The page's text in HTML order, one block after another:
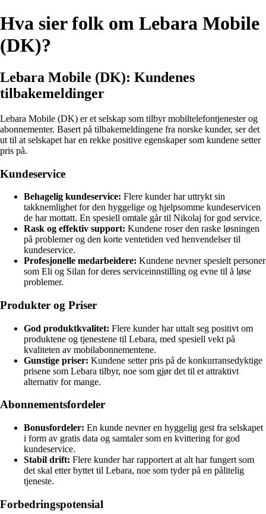
Hva sier folk om Lebara Mobile
(DK)?
Lebara Mobile (DK): Kundenes
tilbakemeldinger
Lebara Mobile (DK) er et selskap som tilbyr mobiltelefontjenester og
abonnementer. Basert på tilbakemeldingene fra norske kunder, ser det
ut til at selskapet har en rekke positive egenskaper som kundene setter
pris på.
Kundeservice
Behagelig kundeservice: Flere kunder har uttrykt sin
takknemlighet for den hyggelige og hjelpsomme kundeservicen
de har mottatt. En spesiell omtale går til Nikolaj for god service.
Rask og effektiv support: Kundene roser den raske løsningen
på problemer og den korte ventetiden ved henvendelser til
kundeservice.
Profesjonelle medarbeidere: Kundene nevner spesielt personer
som Eli og Silan for deres serviceinnstilling og evne til å løse
problemer.
Produkter og Priser
God produktkvalitet: Flere kunder har uttalt seg positivt om
produktene og tjenestene til Lebara, med spesiell vekt på
kvaliteten av mobilabonnementene.
Gunstige priser: Kundene setter pris på de konkurransedyktige
prisene som Lebara tilbyr, noe som gjør det til et attraktivt
alternativ for mange.
Abonnementsfordeler
Bonusfordeler: En kunde nevner en hyggelig gest fra selskapet
i form av gratis data og samtaler som en kvittering for god
kundeservice.
Stabil drift: Flere kunder har rapportert at alt har fungert som
det skal etter byttet til Lebara, noe som tyder på en pålitelig
tjeneste.
Forbedringspotensial